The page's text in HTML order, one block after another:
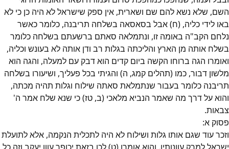
השם, שלא נשא להם שם ושארית, אין ספק שישראל לא היה כן כי לא
באו לידי כליה, (ח) אבל בסאסאה בשלחה תריבנה, כלומר כאשר
נלחם הקב"ה באומה זו, ונתמלאה סאתם ברשעתם בשלחה כלומר
בשלח אותה מן הארץ והליכתה בגלות רב ודן אותה לא בעונש וכליה,
ואומרו הגה ברוחו הקשה ביום קדים הוא דבק עם למעלה, והגה הוא
מלשון דבור, כמו (תהלים קמג, ה) והגיתי בכל פעליך, ושיעורו בשלחה
תריבנה כלומר בעבור שנתמלאת סאתה שילוח וגלות תהיה מכתה,
והוא על דרך מה שאמר הנביא מלאכי (ב, טז) כי שנא שלח אמר ה'
צבאות.
פסוק א:
וזכר עוד שגם אותו גלות ושילוח לא היה לתכלית הנקמה, אלא לתועלת